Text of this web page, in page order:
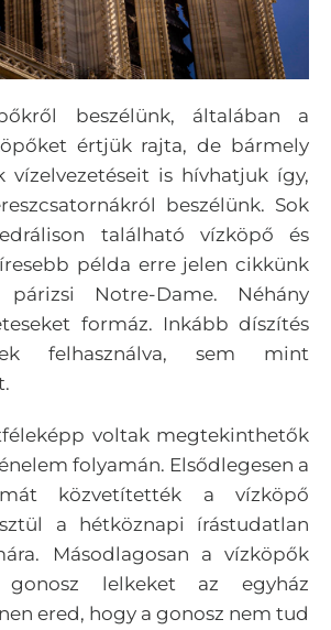
beszélünk, általában a
értjük rajta, de bármely
vízelvezetéseit is hívhatjuk így,
beszélünk. Sok
található vízköpő és
példa erre jelen cikkünk
Notre-Dame. Néhány
formáz. Inkább díszítés
felhasználva, sem mint
voltak megtekinthetők
folyamán. Elsődlegesen a
közvetítették a vízköpő
a hétköznapi írástudatlan
Másodlagosan a vízköpők
lelkeket az egyház
ered, hogy a gonosz nem tud